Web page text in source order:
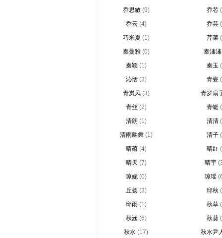
乔思敏 (9) 乔芯
乔云 (4) 乔芸
巧米夏 (1) 芹菜
秦曼雅 (0)
秦溱溱
秦颖 (1) 秦玉
沁恬 (3) 青瓷
青岚风 (3)
青罗扇
青丝 (2) 青蜓
清朗 (1) 清清
清雨幽舞 (1) 清子
晴蕴 (4) 晴红
晴天 (7) 晴宇
琼妮 (0) 琼瑶
丘扬 (3) 邱秋
邱雨 (1) 秋草
秋涵 (6) 秋葵
秋水 (17) 秋水尹